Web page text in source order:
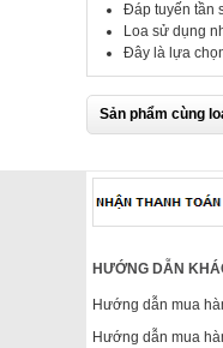
Đáp tuyến tần
Loa sử dụng
Đây là lựa
Sản phẩm cùng
HƯỚNG DẪN
Hướng dẫn mua
Hướng dẫn mua